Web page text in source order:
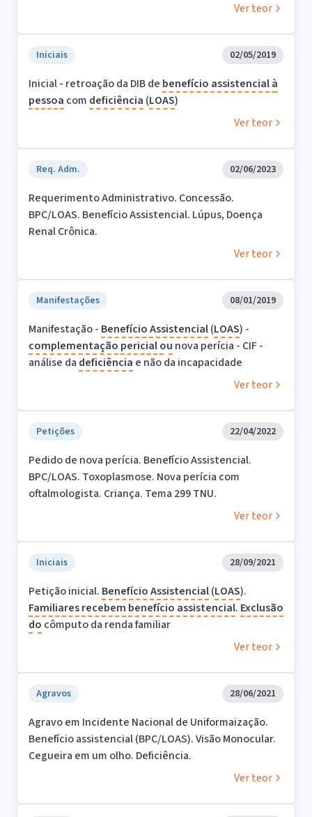
Ver teor
Iniciais 02/05/2019
Inicial - retroação da DIB de benefício assistencialà
pessoa com deficiência (LOAS)
Ver teor
Req. Adm. 02/06/2023
Requerimento Administrativo. Concessão.
BPC/LOAS. Benefício Assistencial. Lúpus, Doença
Renal Crônica.
Ver teor
Manifestações 08/01/2019
Manifestação - Benefício Assistencial(LOAS) -
complementação pericialou nova perícia - CIF -
análise da deficiência e não da incapacidade
Ver teor
Petições 22/04/2022
Pedido de nova perícia. Benefício Assistencial.
BPC/LOAS. Toxoplasmose. Nova perícia com
oftalmologista. Criança. Tema 299 TNU.
Ver teor
Iniciais 28/09/2021
Petição inicial. Benefício Assistencial(LOAS).
Familiaresrecebem benefício assistencial. Exclusão
do cômputo da renda familiar
Ver teor
Agravos 28/06/2021
Agravo em Incidente Nacional de Uniformaização.
Benefício assistencial (BPC/LOAS). Visão Monocular.
Cegueira em um olho. Deficiência.
Ver teor